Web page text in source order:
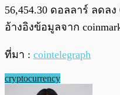
56,454.30 ดอลลาร์ ลดล
อ้างอิงข้อมูลจาก
ที่มา : cointelegraph
cryptocurrency